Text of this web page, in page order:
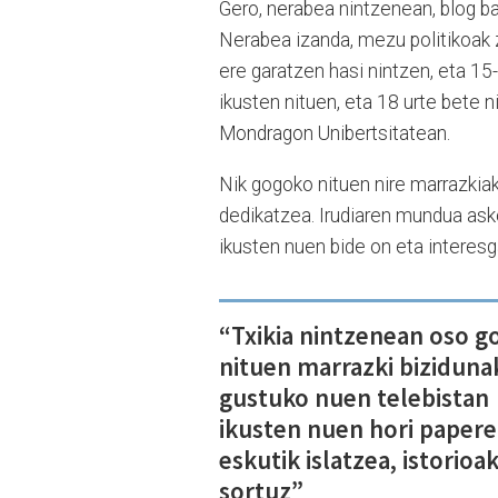
Gero, nerabea nintzenean, blog
Nerabea izanda, mezu
ere garatzen hasi nintzen, eta
ikusten nituen, eta 18 urte bete
Mondragon Unibertsitatean.
Nik gogoko nituen nire
dedikatzea. Irudiaren mundua
ikusten nuen bide on eta
“Txikia nintzenean oso
nituen marrazki
gustuko nuen telebistan
ikusten nuen hori
eskutik islatzea, istorioak
sortuz”